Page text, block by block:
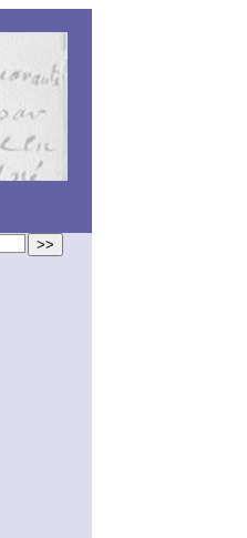
>>